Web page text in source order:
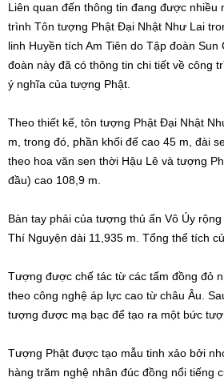
Liên quan đến thông tin đang được nhiều
trình Tôn tượng Phật Đại Nhật Như Lai
linh Huyền tích Am Tiên do Tập đoàn
đoàn này đã có thông tin chi tiết về công
ý nghĩa của tượng Phật.
Theo thiết kế, tôn tượng Phật Đại Nhật
m, trong đó, phần khối đế cao 45 m, đài
theo hoa văn sen thời Hậu Lê và tượng
đầu) cao 108,9 m.
Bàn tay phải của tượng thủ ấn Vô Úy
Thí Nguyện dài 11,935 m. Tổng thể tích
Tượng được chế tác từ các tấm đồng đỏ
theo công nghệ áp lực cao từ châu Âu.
tượng được mạ bạc để tạo ra một bức
Tượng Phật được tạo mẫu tinh xảo bởi
hàng trăm nghệ nhân đúc đồng nổi tiếng